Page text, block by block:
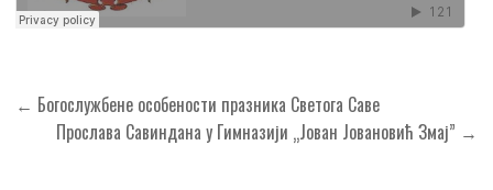
Кретање
чланка
← Богослужбене особености празника Светога Саве
Прослава Савиндана у Гимназији „Јован Јовановић Змај” →